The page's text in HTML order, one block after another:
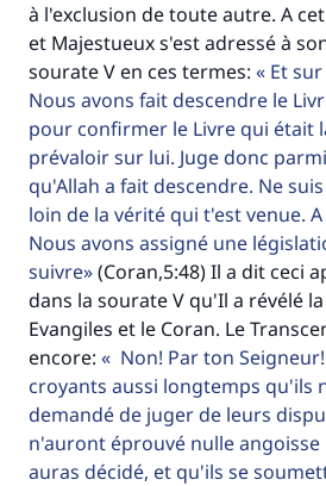
à l'exclusion de toute autre. A
et Majestueux s'est adressé à
sourate V en ces termes:
Et
Nous avons fait descendre le
pour confirmer le Livre qui était
prévaloir sur lui. Juge donc
qu'Allah a fait descendre. Ne
loin de la vérité qui t'est venue.
Nous avons assigné une
suivre (Coran,5:48) Il a dit ceci
dans la sourate V qu'Il a révélé
Evangiles et le Coran. Le
encore:
Non! Par ton
croyants aussi longtemps qu'ils
demandé de juger de leurs
n'auront éprouvé nulle
auras décidé, et qu'ils se
Faites une différence
millions de personnes
Aidez nous à apporter
Le Messager d'Allah
"Celui qui indique une bonne
même récompense que
(MOUSLIM
Soutenez